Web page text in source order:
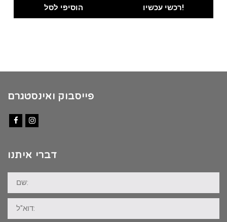
הוסיפי לסל רכשי עכשיו!
פייסבוק ואינסטגרם
דברי איתנו
שם:
דוא"ל: